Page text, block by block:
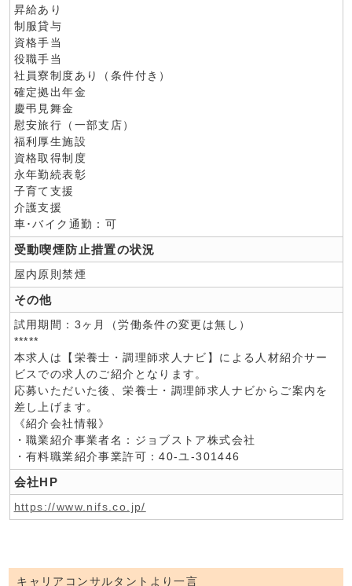
昇給あり
制服貸与
資格手当
役職手当
社員寮制度あり（条件付き）
確定拠出年金
慶弔見舞金
慰安旅行（一部支店）
福利厚生施設
資格取得制度
永年勤続表彰
子育て支援
介護支援
車･バイク通勤：可
受動喫煙防止措置の状況
屋内原則禁煙
その他
試用期間：3ヶ月（労働条件の変更は無し）
*****
本求人は【栄養士・調理師求人ナビ】による人材紹介サー
ビスでの求人のご紹介となります。
応募いただいた後、栄養士・調理師求人ナビからご案内を
差し上げます。
《紹介会社情報》
・職業紹介事業者名：ジョブストア株式会社
・有料職業紹介事業許可：40-ユ-301446
会社HP
https://www.nifs.co.jp/
キャリアコンサルタントより一言